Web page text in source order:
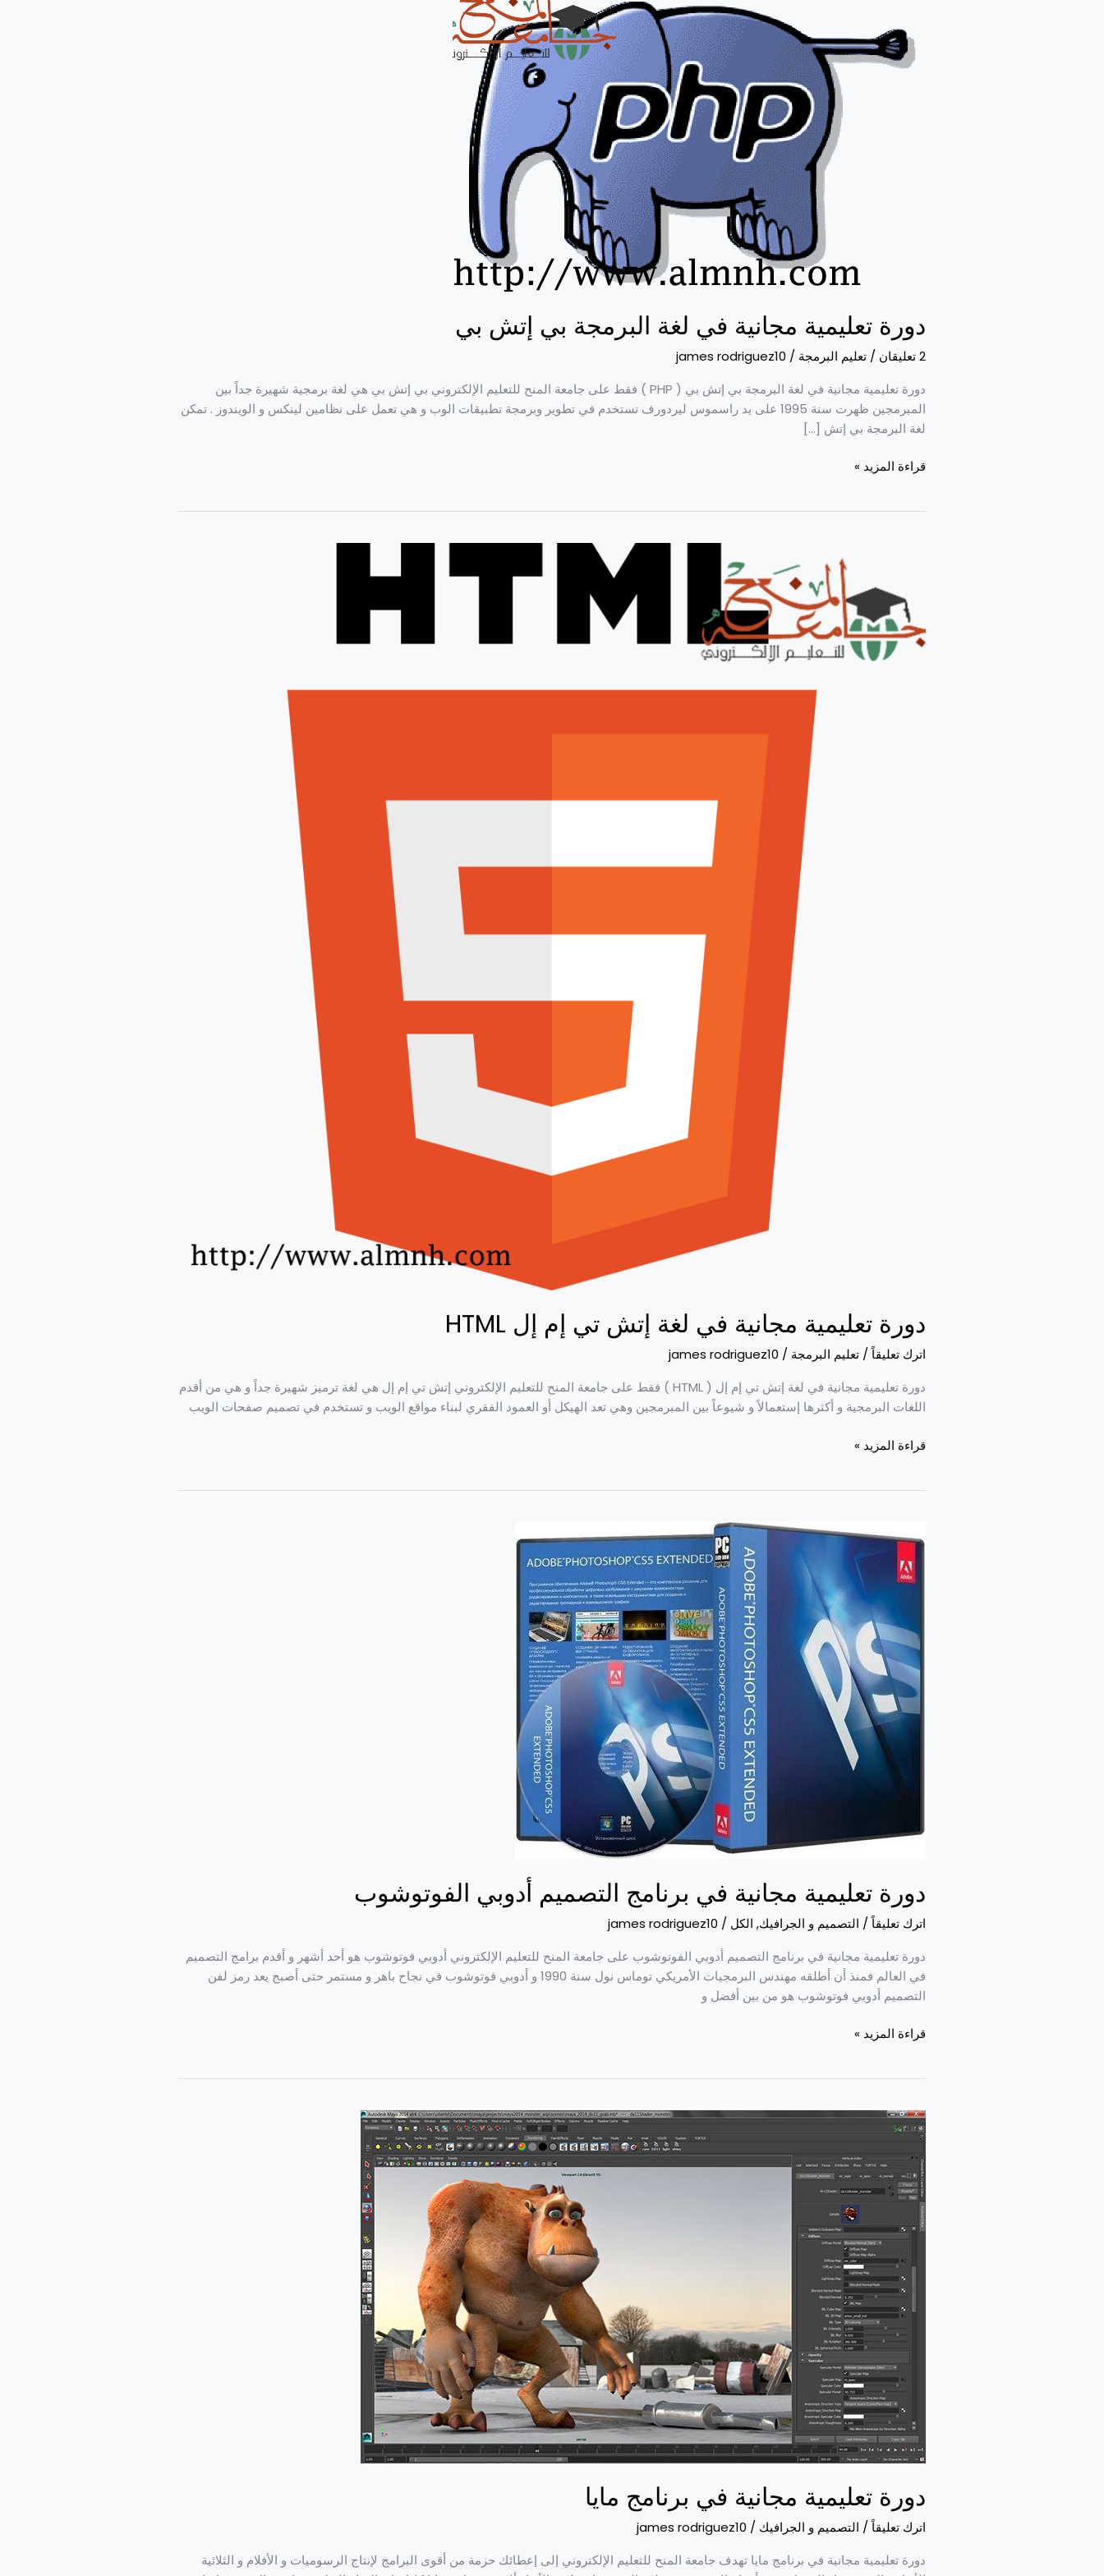
دورة تعليمية مجانية في لغة البرمجة بي إتش بي
2 تعليقان / تعليم البرمجة /
james rodriguez10
دورة تعليمية مجانية في لغة البرمجة بي إتش بي ( PHP ) فقط على جامعة المنح للتعليم الإلكتروني بي إتش بي هي لغة برمجية شهيرة جداً بين
المبرمجين ظهرت سنة 1995 على يد راسموس ليردورف تستخدم في تطوير وبرمجة تطبيقات الوب و هي تعمل على نظامين لينكس و الويندوز . تمكن
لغة البرمجة بي إتش […]
مجانية
في
لغة
قراءة المزيد »
دورة تعليمية مجانية في لغة إتش تي إم إل HTML
اترك تعليقاً / تعليم البرمجة /
james rodriguez10
دورة تعليمية مجانية في لغة إتش تي إم إل ( HTML ) فقط على جامعة المنح للتعليم الإلكتروني إتش تي إم إل هي لغة ترميز شهيرة جداً و هي من أقدم
اللغات البرمجية و أكثرها إستعمالاً و شيوعاً بين المبرمجين وهي تعد الهيكل أو العمود الفقري لبناء مواقع الويب و تستخدم في تصميم صفحات الويب
مجانية
لغة
إتش
قراءة المزيد »
دورة تعليمية مجانية في برنامج التصميم أدوبي الفوتوشوب
اترك تعليقاً/ التصميم و الجرافيك, الكل /
james rodriguez10
دورة تعليمية مجانية في برنامج التصميم أدوبي الفوتوشوب على جامعة المنح للتعليم الإلكتروني أدوبي فوتوشوب هو أحد أشهر و أقدم برامج التصميم
في العالم فمنذ أن أطلقه مهندس البرمجيات الأمريكي توماس نول سنة 1990 و أدوبي فوتوشوب في نجاح باهر و مستمر حتى أصبح يعد رمز لفن
التصميم أدوبي فوتوشوب هو من بين أفضل و
تعليمية
مجانية
في
التصميم
أدوبي
الفوتوشوب
قراءة المزيد »
دورة تعليمية مجانية في برنامج مايا
اترك تعليقاً / التصميم و الجرافيك /
james rodriguez10
دورة تعليمية مجانية في برنامج مايا تهدف جامعة المنح للتعليم الإلكتروني إلى إعطائك حزمة من أقوى البرامج لإنتاج الرسوميات و الأفلام و الثلاثية
دورة
تعليمية
مجانية
في
برنامج
مايا